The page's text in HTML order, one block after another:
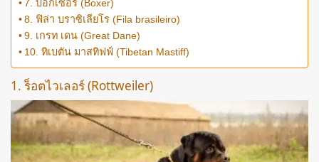
7. บ็อกเซอร์ (Boxer)
8. ฟิล่า บราซิเลียโร (Fila brasileiro)
9. เกรท เดน (Great Dane)
10. ทิเบตัน มาสทิฟฟ์ (Tibetan Mastiff)
1. ร็อตไวเลอร์ (Rottweiler)